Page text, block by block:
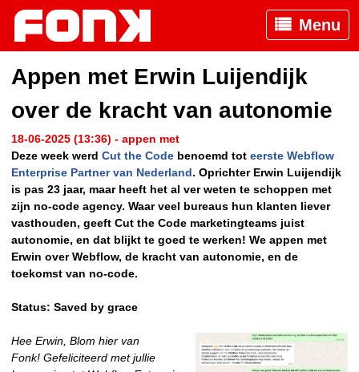
Menu
Appen met Erwin Luijendijk
over de kracht van autonomie
18-06-2025 (13:36) - appen met
Deze week werd Cut the Code benoemd tot eerste Webflow
Enterprise Partner van Nederland. Oprichter Erwin Luijendijk
is pas 23 jaar, maar heeft het al ver weten te schoppen met
zijn no-code agency. Waar veel bureaus hun klanten liever
vasthouden, geeft Cut the Code marketingteams juist
autonomie, en dat blijkt te goed te werken! We appen met
Erwin over Webflow, de kracht van autonomie, en de
toekomst van no-code.
Status: Saved by grace
Hee Erwin, Blom hier van
Fonk! Gefeliciteerd met jullie